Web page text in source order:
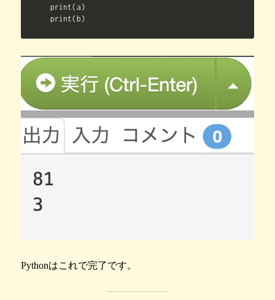
print(a)
print(b)
Pythonはこれで完了です。